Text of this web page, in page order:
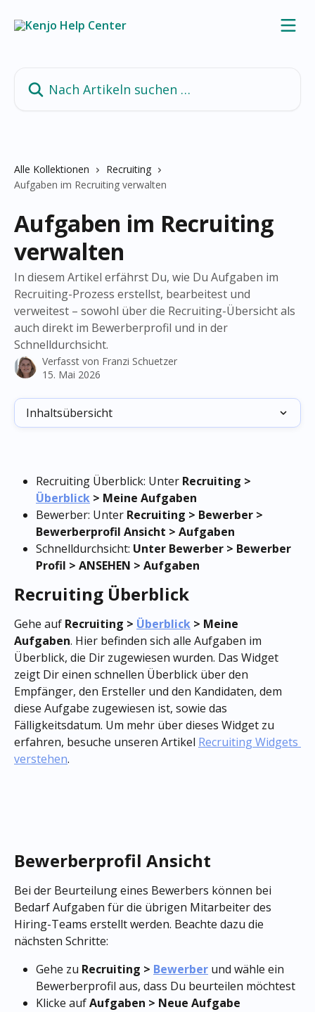
Alle Kollektionen
Recruiting
Aufgaben im Recruiting verwalten
Aufgaben im Recruiting
verwalten
In diesem Artikel erfährst Du, wie Du Aufgaben im
Recruiting-Prozess erstellst, bearbeitest und
verweitest – sowohl über die Recruiting-Übersicht als
auch direkt im Bewerberprofil und in der
Schnelldurchsicht.
Verfasst von Franzi Schuetzer
15. Mai 2026
Inhaltsübersicht
Recruiting Überblick: Unter Recruiting >
Überblick > Meine Aufgaben
Bewerber: Unter Recruiting > Bewerber >
Bewerberprofil Ansicht > Aufgaben
Schnelldurchsicht: Unter Bewerber > Bewerber
Profil > ANSEHEN > Aufgaben
Recruiting Überblick
Gehe auf Recruiting > Überblick > Meine
Aufgaben. Hier befinden sich alle Aufgaben im
Überblick, die Dir zugewiesen wurden. Das Widget
zeigt Dir einen schnellen Überblick über den
Empfänger, den Ersteller und den Kandidaten, dem
diese Aufgabe zugewiesen ist, sowie das
Fälligkeitsdatum. Um mehr über dieses Widget zu
erfahren, besuche unseren Artikel Recruiting Widgets
verstehen.
Bewerberprofil Ansicht
Bei der Beurteilung eines Bewerbers können bei
Bedarf Aufgaben für die übrigen Mitarbeiter des
Hiring-Teams erstellt werden. Beachte dazu die
nächsten Schritte:
Gehe zu Recruiting > Bewerber und wähle ein
Bewerberprofil aus, dass Du beurteilen möchtest
Klicke auf Aufgaben > Neue Aufgabe